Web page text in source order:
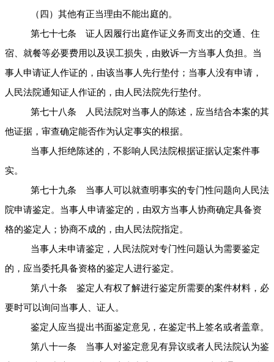
（四）其他有正当理由不能出庭的。
第七十七条 证人因履行出庭作证义务而支出的交通、住
宿、就餐等必要费用以及误工损失，由败诉一方当事人负担。当
事人申请证人作证的，由该当事人先行垫付；当事人没有申请，
人民法院通知证人作证的，由人民法院先行垫付。
第七十八条 人民法院对当事人的陈述，应当结合本案的其
他证据，审查确定能否作为认定事实的根据。
当事人拒绝陈述的，不影响人民法院根据证据认定案件事
实。
第七十九条 当事人可以就查明事实的专门性问题向人民法
院申请鉴定。当事人申请鉴定的，由双方当事人协商确定具备资
格的鉴定人；协商不成的，由人民法院指定。
当事人未申请鉴定，人民法院对专门性问题认为需要鉴定
的，应当委托具备资格的鉴定人进行鉴定。
第八十条 鉴定人有权了解进行鉴定所需要的案件材料，必
要时可以询问当事人、证人。
鉴定人应当提出书面鉴定意见，在鉴定书上签名或者盖章。
第八十一条 当事人对鉴定意见有异议或者人民法院认为鉴